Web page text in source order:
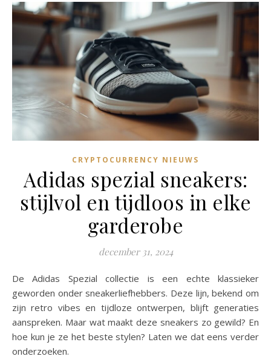
CRYPTOCURRENCY NIEUWS
Adidas spezial sneakers:
stijlvol en tijdloos in elke
garderobe
december 31, 2024
De Adidas Spezial collectie is een echte klassieker
geworden onder sneakerliefhebbers. Deze lijn, bekend om
zijn retro vibes en tijdloze ontwerpen, blijft generaties
aanspreken. Maar wat maakt deze sneakers zo gewild? En
hoe kun je ze het beste stylen? Laten we dat eens verder
onderzoeken.